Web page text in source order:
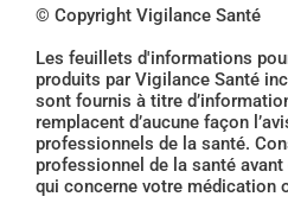
© Copyright Vigilance Santé
Les feuillets d'informations
produits par Vigilance Santé
sont fournis à titre
remplacent d’aucune façon
professionnels de la santé.
professionnel de la santé
qui concerne votre médication